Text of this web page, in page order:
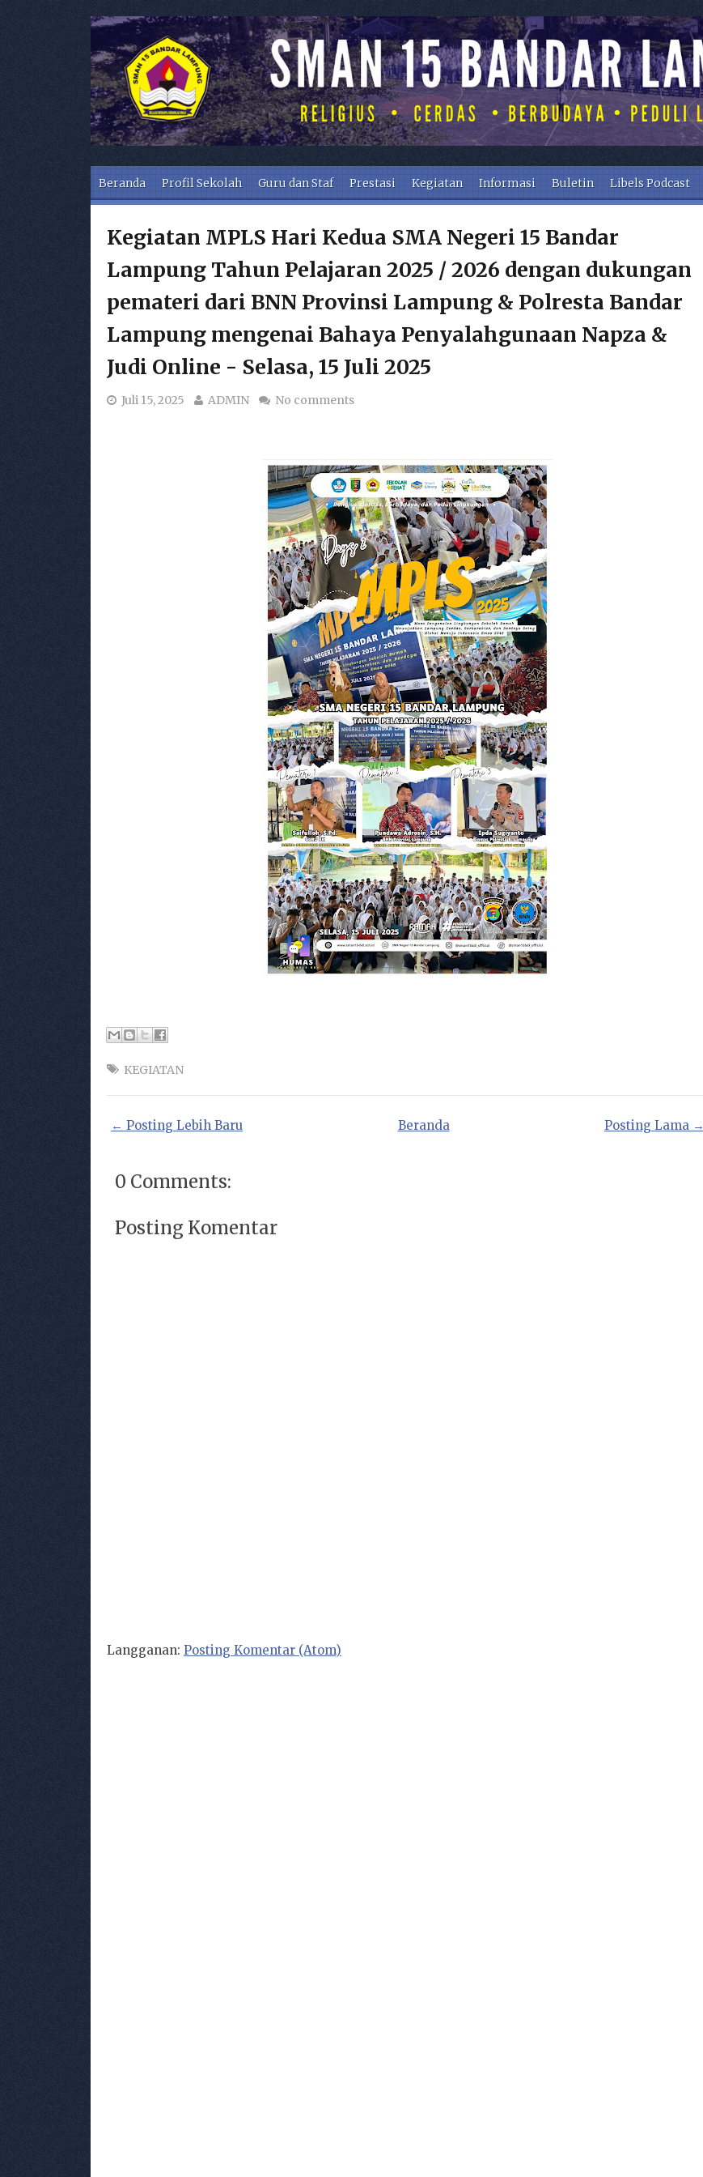
Skip to content
Beranda Profil Sekolah Guru dan Staf Prestasi Kegiatan Informasi Buletin Libels Podcast
Kegiatan MPLS Hari Kedua SMA Negeri 15 Bandar
Lampung Tahun Pelajaran 2025 / 2026 dengan dukungan
pemateri dari BNN Provinsi Lampung & Polresta Bandar
Lampung mengenai Bahaya Penyalahgunaan Napza &
Judi Online - Selasa, 15 Juli 2025
Juli 15, 2025 ADMIN No comments
KEGIATAN
← Posting Lebih Baru Posting Lama →
Beranda
0 Comments:
Posting Komentar
Langganan: Posting Komentar (Atom)